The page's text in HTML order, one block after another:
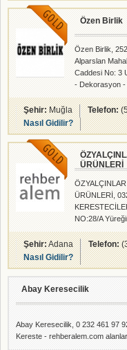
Özen Birlik
Özen Birlik,
Alparslan
Caddesi No: 3
- Dekorasyon -
alanlarında
firmamızdır.
Şehir:Muğla Telefon:
Nasıl Gidilir?
ÜRÜNLERİ
ÜRÜNLERİ,
NO:28/A
gösteren
Şehir:Adana Telefon:
Nasıl Gidilir?
Abay Keresecilik
Abay Keresecilik, 0 232 461 97
Kereste - rehberalem.com